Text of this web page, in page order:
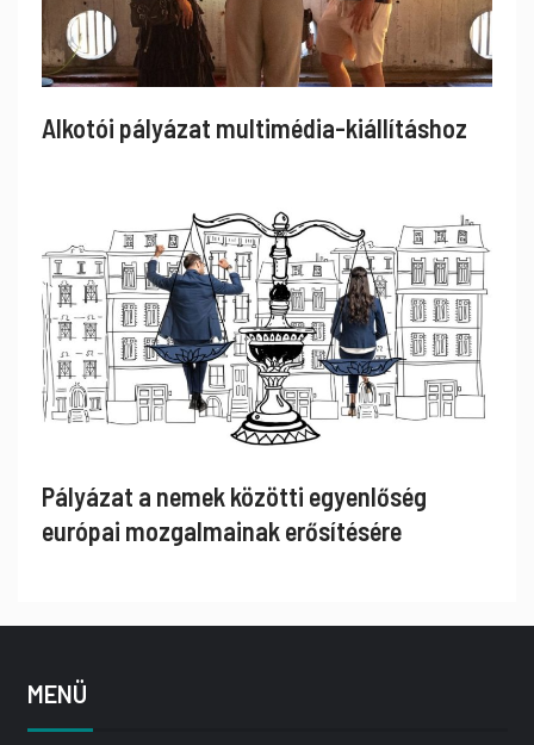
Alkotói pályázat multimédia-kiállításhoz
Pályázat a nemek közötti egyenlőség
európai mozgalmainak erősítésére
MENÜ